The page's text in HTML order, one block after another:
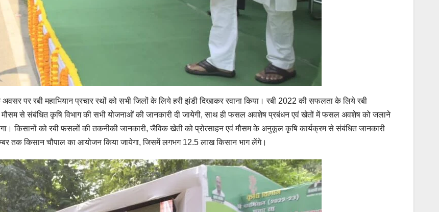
पर रबी महाभियान प्रचार रथों को सभी जिलों के लिये हरी झंडी दिखाकर रवाना किया। रबी 2022 की सफलता के लिये रबी
मौसम से संबंधित कृषि विभाग की सभी योजनाओं की जानकारी दी जायेगी, साथ ही फसल अवशेष प्रबंधन एवं खेतों में फसल अवशेष को जलाने
किसानों को रबी फसलों की तकनीकी जानकारी, जैविक खेती को प्रोत्साहन एवं मौसम के अनुकूल कृषि कार्यक्रम से संबंधित जानकारी
तक किसान चौपाल का आयोजन किया जायेगा, जिसमें लगभग 12.5 लाख किसान भाग लेंगे।